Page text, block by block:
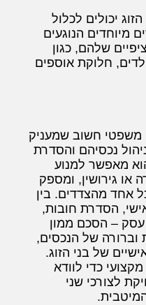
הזוג יכולים לכלול
מיוחדים הנוגעים
שלהם, כגון
חלוקת אוספים
משפטי חשוב שמעניק
נכסיהם והסדרת
מאפשר למנוע
או גירושין, ומספק
אחד מהצדדים. בין
הסדרת חובות,
עסק – הסכם ממון
וברורה של הנכסים,
של בני הזוג.
כדי לוודא
לצורכי שני